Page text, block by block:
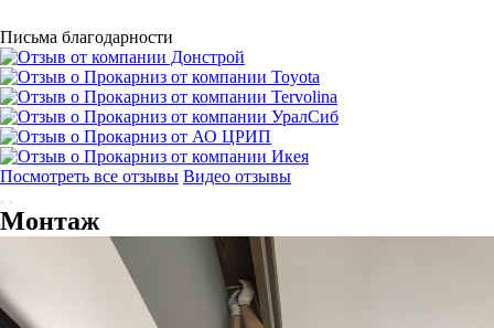
Письма благодарности
Посмотреть все отзывы Видео отзывы
Монтаж